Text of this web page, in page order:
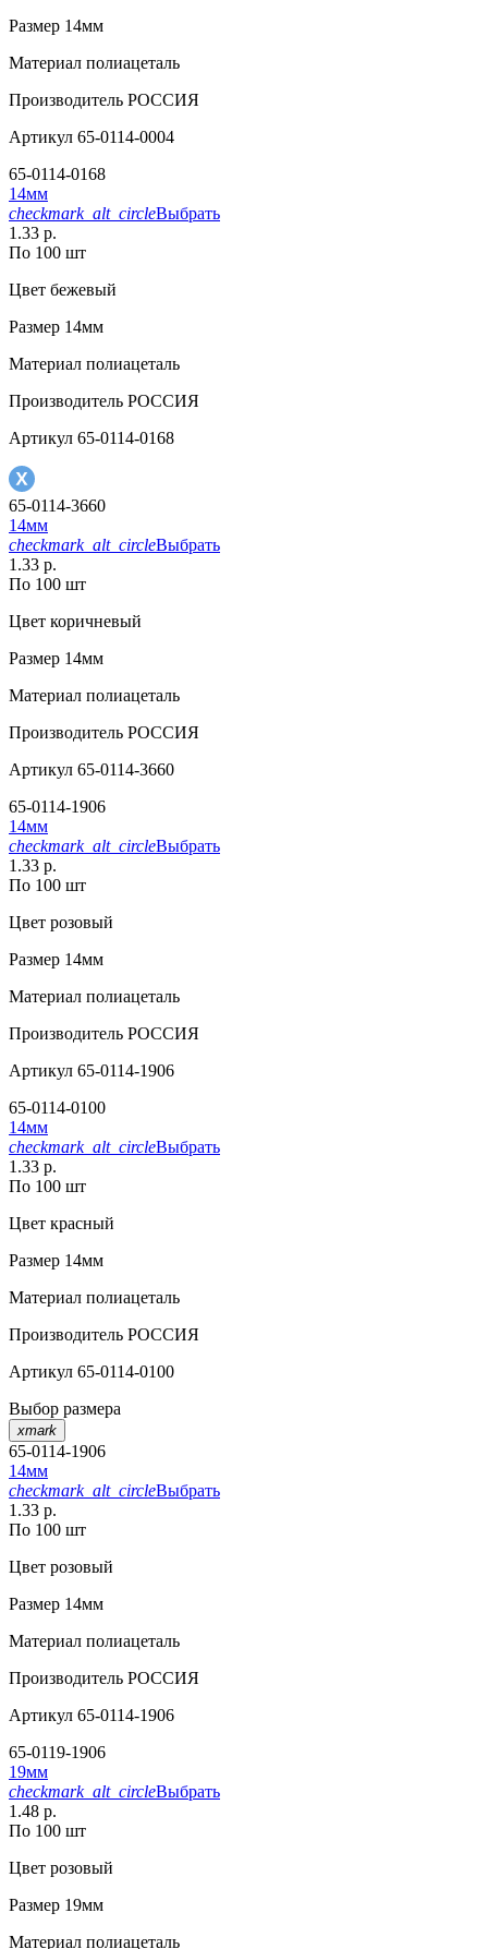
Размер 14мм
Материал полиацеталь
Производитель РОССИЯ
Артикул 65-0114-0004
65-0114-0168
14мм
checkmark_alt_circleВыбрать
1.33 р.
По 100 шт
Цвет бежевый
Размер 14мм
Материал полиацеталь
Производитель РОССИЯ
Артикул 65-0114-0168
65-0114-3660
14мм
checkmark_alt_circleВыбрать
1.33 р.
По 100 шт
Цвет коричневый
Размер 14мм
Материал полиацеталь
Производитель РОССИЯ
Артикул 65-0114-3660
65-0114-1906
14мм
checkmark_alt_circleВыбрать
1.33 р.
По 100 шт
Цвет розовый
Размер 14мм
Материал полиацеталь
Производитель РОССИЯ
Артикул 65-0114-1906
65-0114-0100
14мм
checkmark_alt_circleВыбрать
1.33 р.
По 100 шт
Цвет красный
Размер 14мм
Материал полиацеталь
Производитель РОССИЯ
Артикул 65-0114-0100
Выбор размера
xmark
65-0114-1906
14мм
checkmark_alt_circleВыбрать
1.33 р.
По 100 шт
Цвет розовый
Размер 14мм
Материал полиацеталь
Производитель РОССИЯ
Артикул 65-0114-1906
65-0119-1906
19мм
checkmark_alt_circleВыбрать
1.48 р.
По 100 шт
Цвет розовый
Размер 19мм
Материал полиацеталь